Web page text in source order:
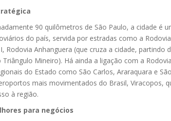
90 quilômetros de São Paulo, a cidade é
do país, servida por estradas como a
Rodovia Anhanguera (que cruza a cidade, partindo
Triângulo Mineiro). Há ainda a ligação com a
do Estado como São Carlos, Araraquara e
mais movimentados do Brasil, Viracopos,
à região.
para negócios